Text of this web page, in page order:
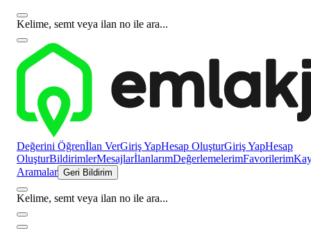
Kelime, semt veya ilan no ile ara...
Değerini Öğrenİlan VerGiriş YapHesap OluşturGiriş YapHesap
OluşturBildirimlerMesajlarİlanlarımDeğerlemelerimFavorilerim
Aramalar Geri Bildirim
Kelime, semt veya ilan no ile ara...